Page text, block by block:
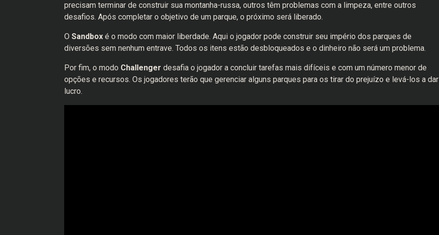
precisam terminar de construir sua montanha-russa, outros têm problemas com a limpeza, entre outros
desafios. Após completar o objetivo de um parque, o próximo será liberado.
O Sandboxé o modo com maior liberdade. Aqui o jogador pode construir seu império dos parques de
diversões sem nenhum entrave. Todos os itens estão desbloqueados e o dinheiro não será um problema.
Por fim, o modo Challenger desafia o jogador a concluir tarefas mais difíceis e com um número menor de
opções e recursos. Os jogadores terão que gerenciar alguns parques para os tirar do prejuízo e levá-los a dar
lucro.